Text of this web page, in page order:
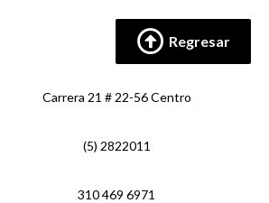
Regresar
Carrera 21 # 22-56 Centro
(5) 2822011
310 469 6971